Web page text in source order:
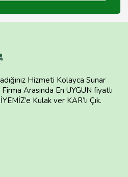
Hizmeti Kolayca Sunar
Arasında En UYGUN fiyatlı
Kulak ver KAR’lı Çık.